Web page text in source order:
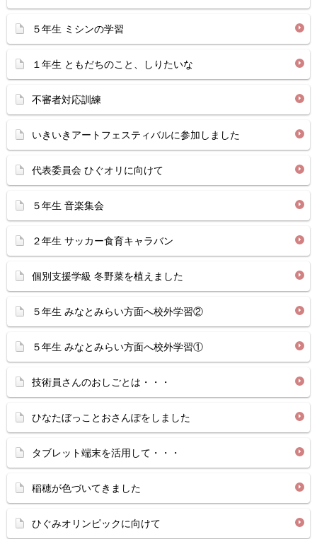
５年生 ミシンの学習
１年生 ともだちのこと、しりたいな
不審者対応訓練
いきいきアートフェスティバルに参加しました
代表委員会 ひぐオリに向けて
５年生 音楽集会
２年生 サッカー食育キャラバン
個別支援学級 冬野菜を植えました
５年生 みなとみらい方面へ校外学習②
５年生 みなとみらい方面へ校外学習①
技術員さんのおしごとは・・・
ひなたぼっことおさんぽをしました
タブレット端末を活用して・・・
稲穂が色づいてきました
ひぐみオリンピックに向けて